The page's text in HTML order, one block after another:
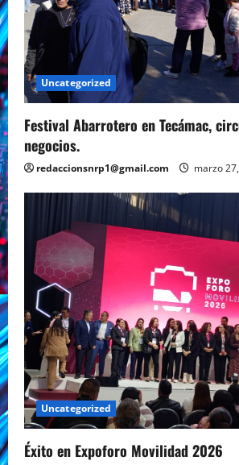
Uncategorized
Festival Abarrotero en Tecámac,
negocios.
redaccionsnrp1@gmail.com marzo
Uncategorized
Éxito en Expoforo Movilidad 2026